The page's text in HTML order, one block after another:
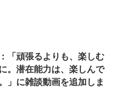
「頑張るよりも、楽しむ
。潜在能力は、楽しんで
」に雑談動画を追加しま